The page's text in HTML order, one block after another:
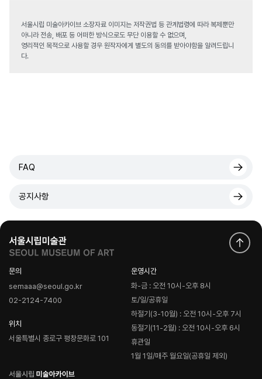
서울시립 미술아카이브 소장자료 이미지는 저작권법 등 관계법령에 따라 복제뿐만
아니라 전송, 배포 등 어떠한 방식으로도 무단 이용할 수 없으며,
영리적인 목적으로 사용할 경우 원작자에게 별도의 동의를 받아야함을 알려드립니
다.
FAQ
공지사항
문의
semaaa@seoul.go.kr
02-2124-7400
위치
서울특별시 종로구 평창문화로 101
운영시간
화-금 : 오전 10시-오후 8시
토/일/공휴일
하절기(3-10월) : 오전 10시-오후 7시
동절기(11-2월) : 오전 10시-오후 6시
휴관일
1월 1일/매주 월요일(공휴일 제외)
로